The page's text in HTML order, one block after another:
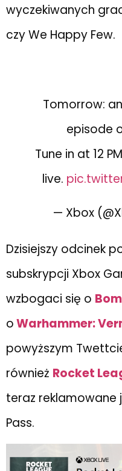
wyczekiwanych
czy We Happy Few.
Tomorrow:
episode
Tune in at 12
live.
— Xbox
Dzisiejszy odcinek
subskrypcji Xbox
wzbogaci się o
oWarhammer:
powyższym
również Rocket
teraz reklamowane
Pass.